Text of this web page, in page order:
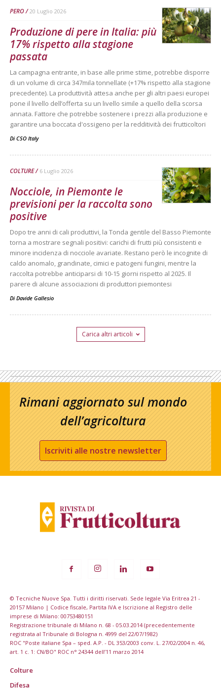
PERO 20 Luglio 2026
Produzione di pere in Italia: più
17% rispetto alla stagione
passata
La campagna entrante, in base alle prime stime, potrebbe disporre
di un volume di circa 347mila tonnellate (+17% rispetto alla stagione
precedente). La produttività attesa anche per gli altri paesi europei
pone il livello dell’offerta su un livello simile a quello della scorsa
annata. Fattore che potrebbe sostenere i prezzi alla produzione e
garantire una boccata d'ossigeno per la redditività dei frutticoltori
Di CSO Italy
COLTURE 6 Luglio 2026
Nocciole, in Piemonte le
previsioni per la raccolta sono
positive
Dopo tre anni di cali produttivi, la Tonda gentile del Basso Piemonte
torna a mostrare segnali positivi: carichi di frutti più consistenti e
minore incidenza di nocciole avariate. Restano però le incognite di
caldo anomalo, grandinate, cimici e patogeni fungini, mentre la
raccolta potrebbe anticiparsi di 10-15 giorni rispetto al 2025. Il
parere di alcune associazioni di produttori piemontesi
Di Davide Gallesio
Carica altri articoli
Rimani aggiornato sul mondo
dell’agricoltura
Iscriviti alle nostre newsletter
© Tecniche Nuove Spa. Tutti i diritti riservati. Sede legale Via Eritrea 21 -
20157 Milano | Codice fiscale, Partita IVA e Iscrizione al Registro delle
imprese di Milano: 00753480151
Registrazione tribunale di Milano n. 68 - 05.03.2014 (precedentemente
registrata al Tribunale di Bologna n. 4999 del 22/07/1982)
ROC "Poste italiane Spa – sped. A.P. - DL 353/2003 conv. L. 27/02/2004 n. 46,
art. 1 c. 1: CN/BO" ROC n° 24344 dell’11 marzo 2014
Colture
Difesa